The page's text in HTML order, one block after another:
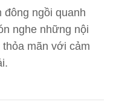
ngồi quanh
nghe những nội
mãn với cảm